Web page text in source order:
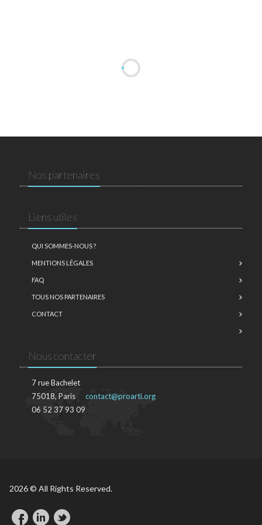
Nos partenaires
Liens utiles
QUI SOMMES-NOUS ?
MENTIONS LÉGALES
FAQ
TOUS NOS PARTENAIRES
CONTACT
Nous contacter
7 rue Bachelet
75018, Paris
06 52 37 93 09
contact@proarti.org
2026 © All Rights Reserved.